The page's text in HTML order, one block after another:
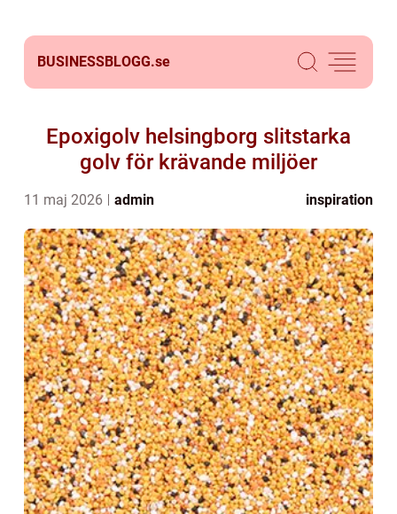
BUSINESSBLOGG.se
Epoxigolv helsingborg slitstarka
golv för krävande miljöer
11 maj 2026 admin inspiration